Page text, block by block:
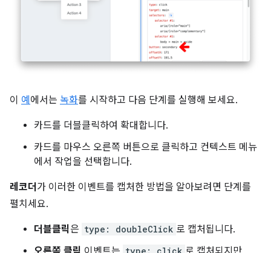
이 예 에서는 녹화를 시작하고 다음 단계를 실행해 보세요.
카드를 더블클릭하여 확대합니다.
카드를 마우스 오른쪽 버튼으로 클릭하고 컨텍스트 메뉴
에서 작업을 선택합니다.
레코더 가 이러한 이벤트를 캡처한 방법을 알아보려면 단계를
펼치세요.
더블클릭 은 type: doubleClick 로 캡처됩니다.